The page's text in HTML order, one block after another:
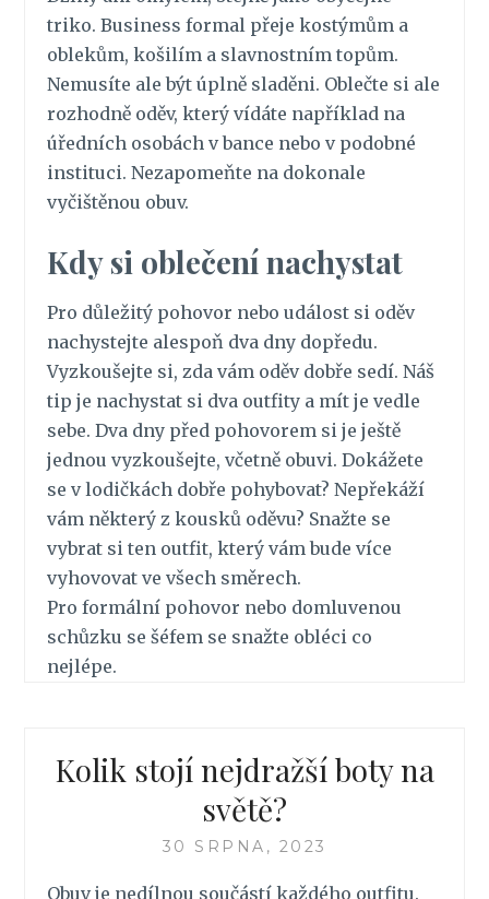
triko. Business formal přeje kostýmům a
oblekům, košilím a slavnostním topům.
Nemusíte ale být úplně sladěni. Oblečte si ale
rozhodně oděv, který vídáte například na
úředních osobách v bance nebo v podobné
instituci. Nezapomeňte na dokonale
vyčištěnou obuv.
Kdy si oblečení nachystat
Pro důležitý pohovor nebo událost si oděv
nachystejte alespoň dva dny dopředu.
Vyzkoušejte si, zda vám oděv dobře sedí. Náš
tip je nachystat si dva outfity a mít je vedle
sebe. Dva dny před pohovorem si je ještě
jednou vyzkoušejte, včetně obuvi. Dokážete
se v lodičkách dobře pohybovat? Nepřekáží
vám některý z kousků oděvu? Snažte se
vybrat si ten outfit, který vám bude více
vyhovovat ve všech směrech.
Pro formální pohovor nebo domluvenou
schůzku se šéfem se snažte obléci co
nejlépe.
Kolik stojí nejdražší boty na
světě?
30 SRPNA, 2023
Obuv je nedílnou součástí každého outfitu.